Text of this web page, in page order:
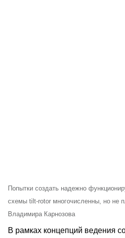
Попытки создать надежно
схемы tilt-rotor многочисленны, но не
Владимира Карнозова
В рамках концепций ведения